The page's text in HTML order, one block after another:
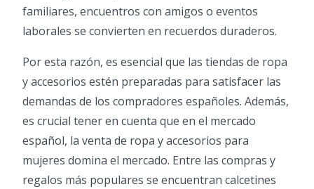
familiares, encuentros con amigos o eventos
laborales se convierten en recuerdos duraderos.
Por esta razón, es esencial que las tiendas de ropa
y accesorios estén preparadas para satisfacer las
demandas de los compradores españoles. Además,
es crucial tener en cuenta que en el mercado
español, la venta de ropa y accesorios para
mujeres domina el mercado. Entre las compras y
regalos más populares se encuentran calcetines